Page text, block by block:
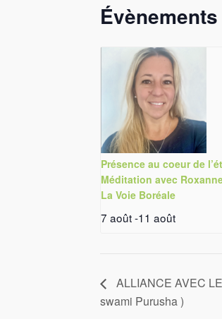
Présence au coeur de
Méditation avec
La Voie Boréale
7 août-11 août
ALLIANCE AVEC
swami Purusha )